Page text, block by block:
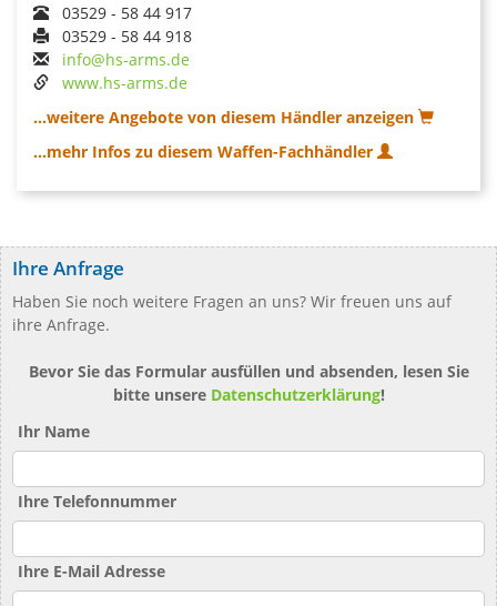
03529 - 58 44 917
03529 - 58 44 918
info@hs-arms.de
www.hs-arms.de
...weitere Angebote von diesem Händler anzeigen
...mehr Infos zu diesem Waffen-Fachhändler
Ihre Anfrage
Haben Sie noch weitere Fragen an uns? Wir freuen uns auf
ihre Anfrage.
Bevor Sie das Formular ausfüllen und absenden, lesen Sie
bitte unsere Datenschutzerklärung!
Ihr Name
Ihre Telefonnummer
Ihre E-Mail Adresse